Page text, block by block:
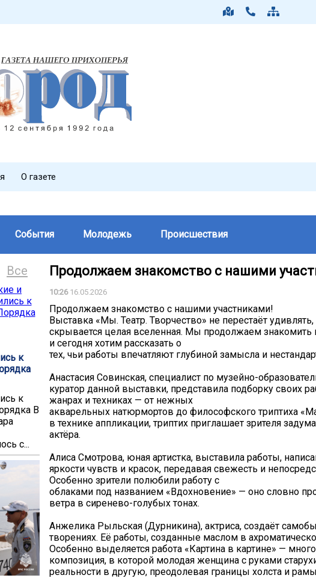
О газете
События Молодежь Происшествия
Все
к
к
В
с...
Продолжаем знакомство с нашими
10:2616.05.2026
Продолжаем знакомство с нашими участниками!
Выставка «Мы. Театр. Творчество» не перестаёт
скрывается целая вселенная. Мы продолжаем знакомить
и сегодня хотим рассказать о
тех, чьи работы впечатляют глубиной замысла и
Анастасия Совинская, специалист по музейно-
куратор данной выставки, представила подборку своих
жанрах и техниках — от нежных
акварельных натюрмортов до философского триптиха
в технике аппликации, триптих приглашает зрителя
актёра.
Алиса Смотрова, юная артистка, выставила работы,
яркости чувств и красок, передавая свежесть и
Особенно зрители полюбили работу с
облаками под названием «Вдохновение» — оно словно
ветра в сиренево-голубых тонах.
Анжелика Рыльская (Дурникина), актриса, создаёт
творениях. Её работы, созданные маслом в
Особенно выделяется работа «Картина в картине» —
композиция, в которой молодая женщина с руками
реальности в другую, преодолевая границы холста и